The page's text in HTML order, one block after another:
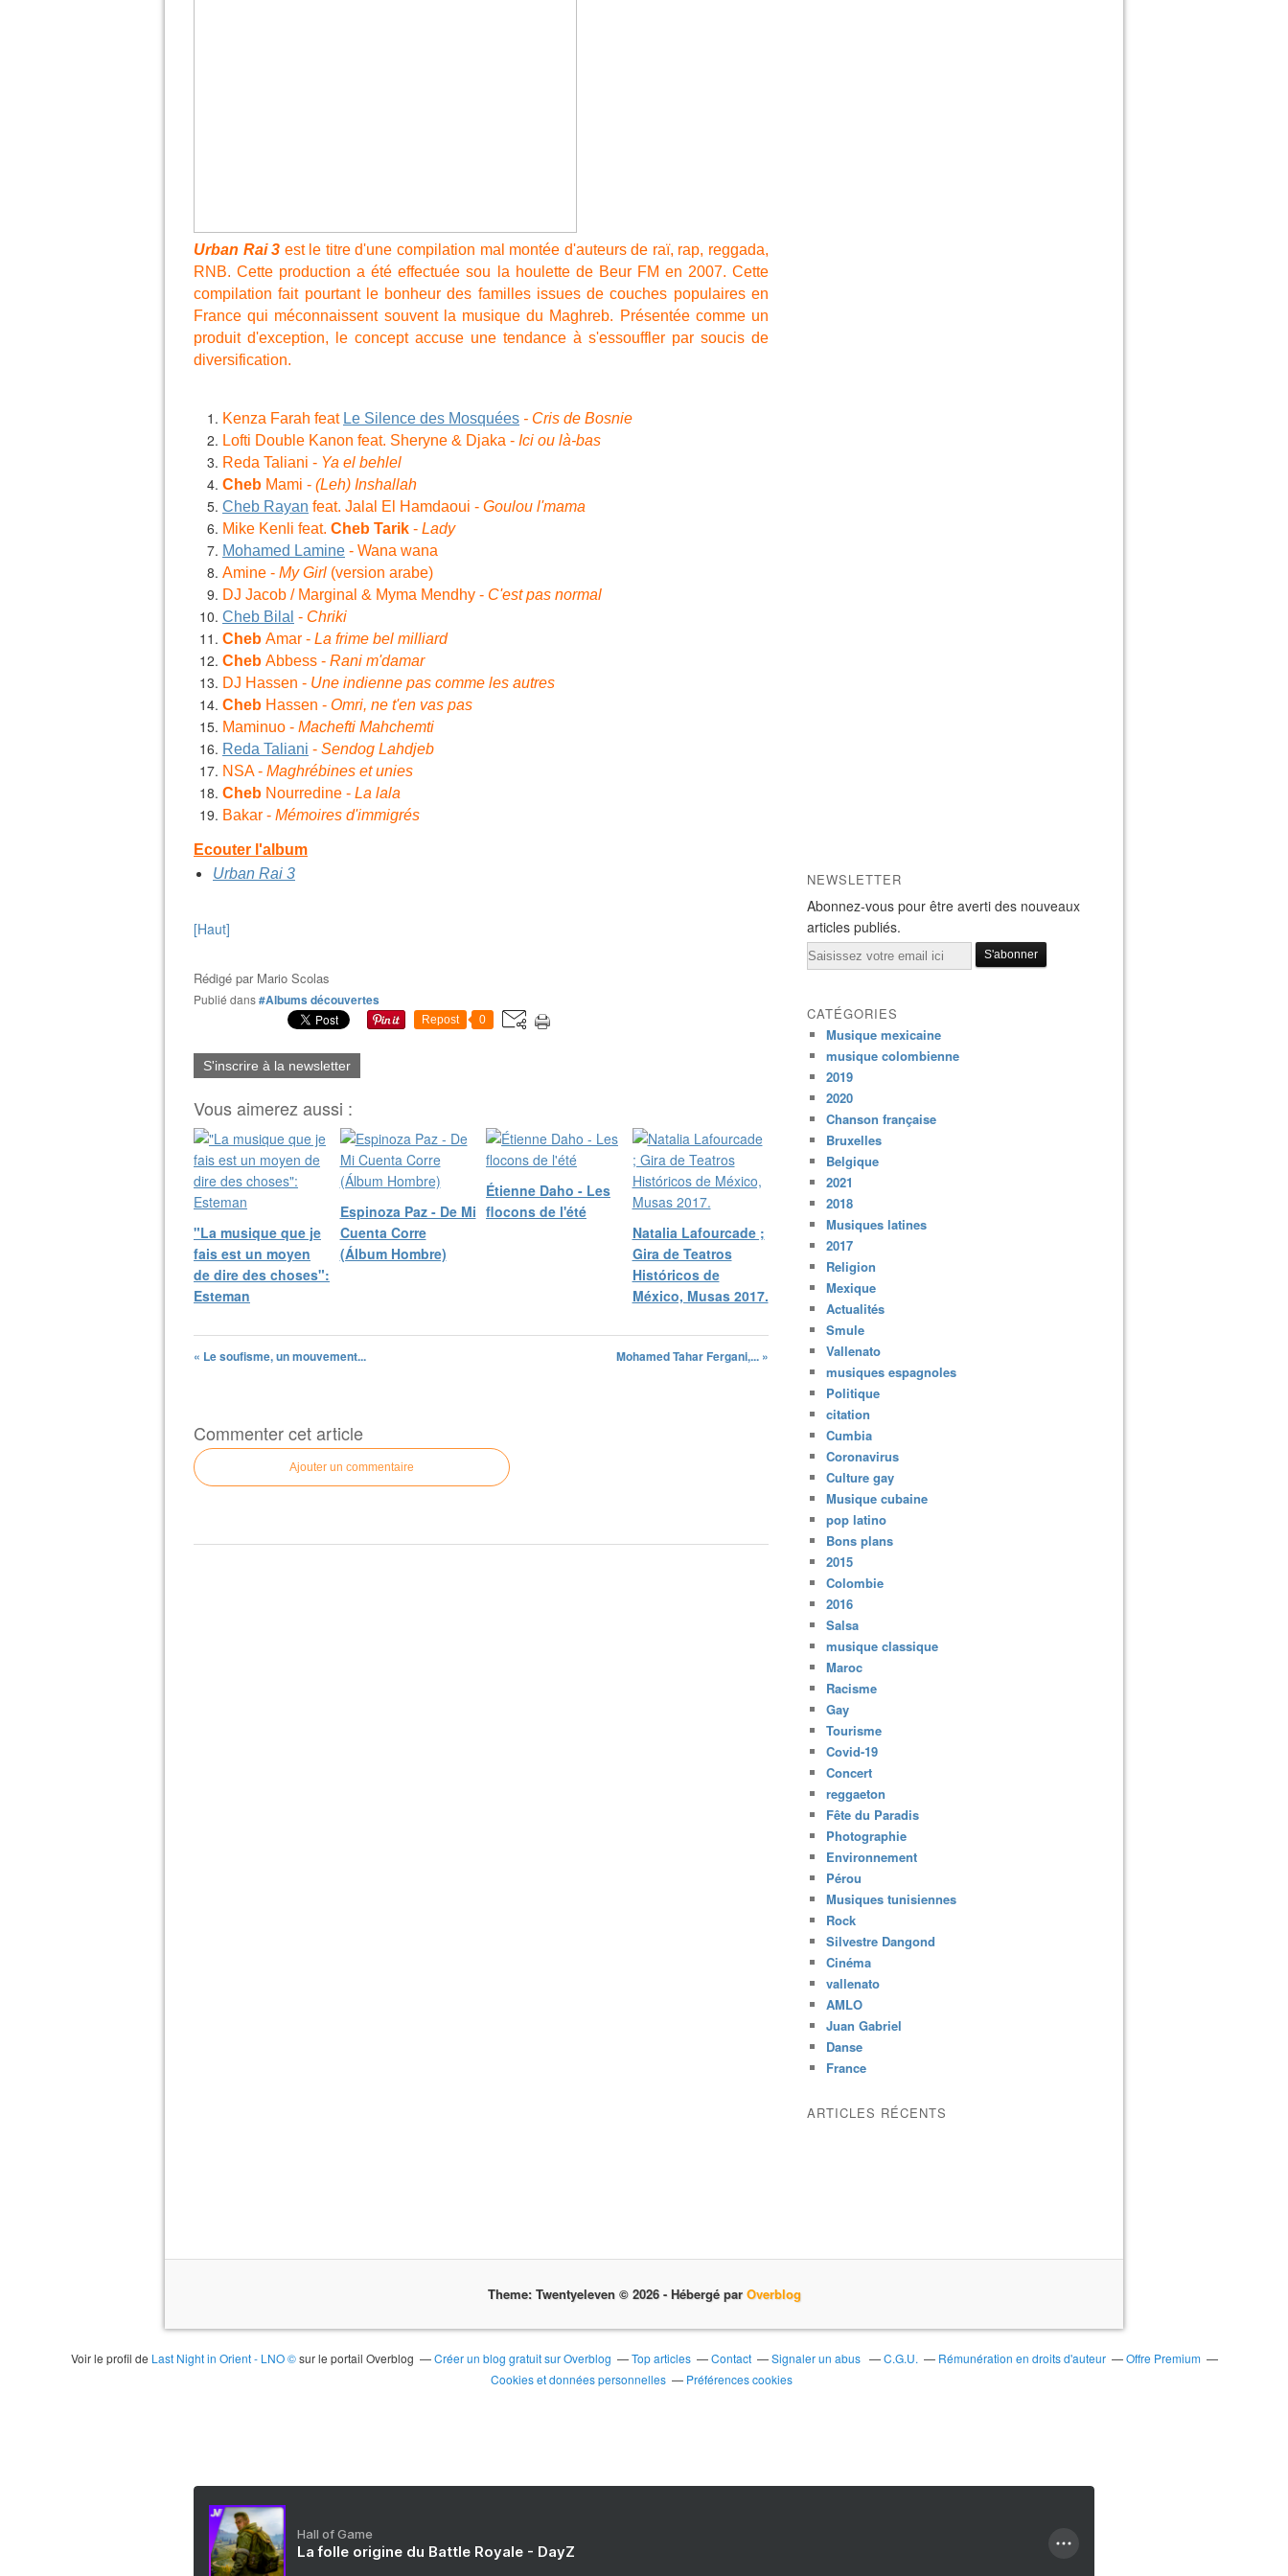
Urban Rai 3 est le titre d'une compilation mal montée d'auteurs de raï, rap, reggada,
RNB. Cette production a été effectuée sou la houlette de Beur FM en 2007. Cette
compilation fait pourtant le bonheur des familles issues de couches populaires en
France qui méconnaissent souvent la musique du Maghreb. Présentée comme un
produit d'exception, le concept accuse une tendance à s'essouffler par soucis de
diversification.
Kenza Farah feat Le Silence des Mosquées - Cris de Bosnie
Lofti Double Kanon feat. Sheryne & Djaka - Ici ou là-bas
Reda Taliani - Ya el behlel
Cheb Mami - (Leh) Inshallah
Cheb Rayan feat. Jalal El Hamdaoui - Goulou l'mama
Mike Kenli feat. Cheb Tarik - Lady
Mohamed Lamine - Wana wana
Amine - My Girl (version arabe)
DJ Jacob / Marginal & Myma Mendhy - C'est pas normal
Cheb Bilal - Chriki
Cheb Amar - La frime bel milliard
Cheb Abbess - Rani m'damar
DJ Hassen - Une indienne pas comme les autres
Cheb Hassen - Omri, ne t'en vas pas
Maminuo - Machefti Mahchemti
Reda Taliani - Sendog Lahdjeb
NSA - Maghrébines et unies
Cheb Nourredine - La lala
Bakar - Mémoires d'immigrés
Ecouter l'album
Urban Rai 3
[Haut]
Rédigé par Mario Scolas
Publié dans#Albums découvertes
Repost 0
S'inscrire à la newsletter
Vous aimerez aussi :
"La musique que je
fais est un moyen
de dire des choses":
Esteman
Espinoza Paz - De Mi
Cuenta Corre
(Álbum Hombre)
Étienne Daho - Les
flocons de l'été
Natalia Lafourcade ;
Gira de Teatros
Históricos de
México, Musas 2017.
« Le soufisme, un mouvement... Mohamed Tahar Fergani,... »
Commenter cet article
Ajouter un commentaire
NEWSLETTER
Abonnez-vous pour être averti des nouveaux
articles publiés.
Email
CATÉGORIES
Musique mexicaine
musique colombienne
2019
2020
Chanson française
Bruxelles
Belgique
2021
2018
Musiques latines
2017
Religion
Mexique
Actualités
Smule
Vallenato
musiques espagnoles
Politique
citation
Cumbia
Coronavirus
Culture gay
Musique cubaine
pop latino
Bons plans
2015
Colombie
2016
Salsa
musique classique
Maroc
Racisme
Gay
Tourisme
Covid-19
Concert
reggaeton
Fête du Paradis
Photographie
Environnement
Pérou
Musiques tunisiennes
Rock
Silvestre Dangond
Cinéma
vallenato
AMLO
Juan Gabriel
Danse
France
ARTICLES RÉCENTS
Theme: Twentyeleven © 2026 - Hébergé par Overblog
Voir le profil de Last Night in Orient - LNO ©sur le portail Overblog Créer un blog gratuit sur Overblog Top articles Contact Signaler un abus C.G.U. Rémunération en droits d'auteur
Offre Premium
Cookies et données personnelles
Préférences cookies
Hall of Game
La folle origine du Battle Royale - DayZ